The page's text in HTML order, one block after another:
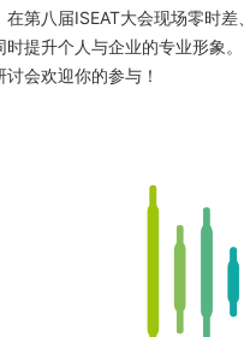
第八届ISEAT大会现场零时
提升个人与企业的专业形象。
会欢迎你的参与！